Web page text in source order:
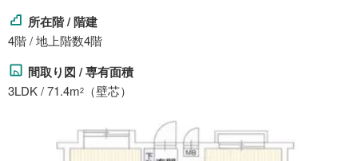
所在階 / 階建
4階 / 地上階数4階
間取り図 / 専有面積
3LDK / 71.4m2 （壁芯）